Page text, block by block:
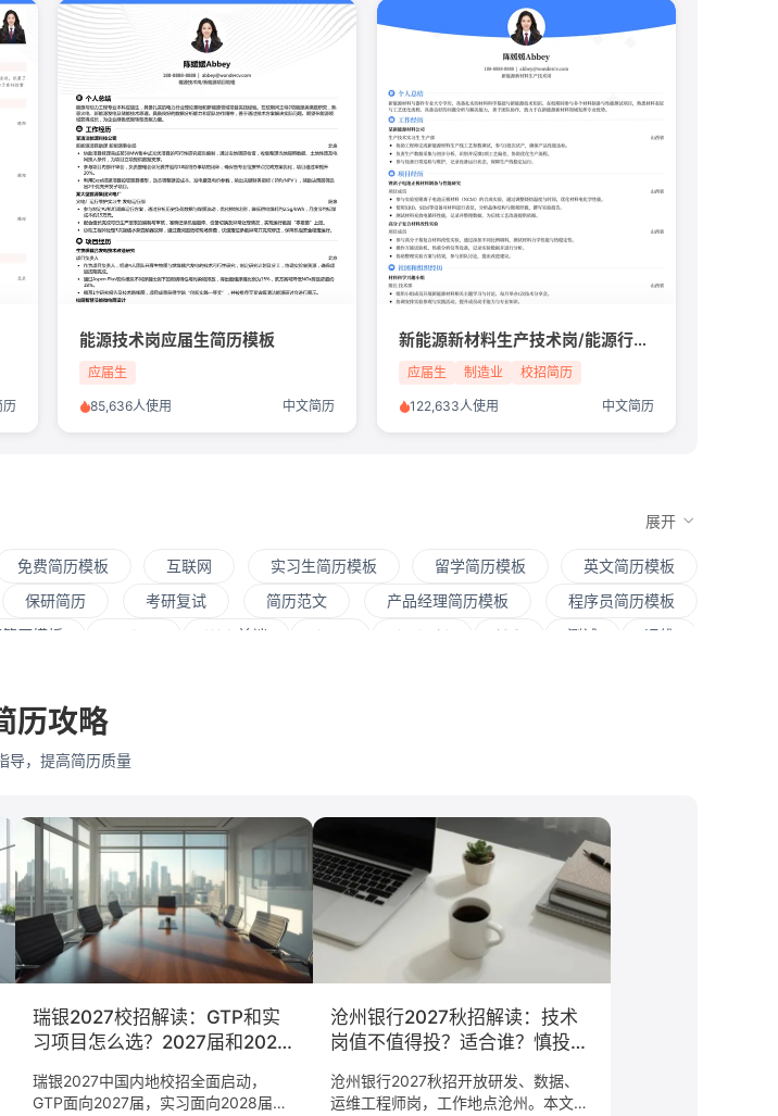
历
能源技术岗应届生简历模板
应届生
85,636人使用 中文简历
新能源新材料生产技术岗/能源行业/应届生简历模板
应届生 制造业 校招简历
122,633人使用 中文简历
展开
免费简历模板 互联网 实习生简历模板 留学简历模板
英文简历模板
保研简历 考研复试 简历范文 产品经理简历模板
程序员简历模板
简历模板 python Web前端 Java Andorid iOS 测试
运维
购贸易 商务拓展
武汉大学
学 金融
艺术与设计 电子信息工程 教育学 语言类专业
历攻略
导，提高简历质量
瑞银2027校招解读：GTP和实
习项目怎么选？2027届和2028
瑞银2027中国内地校招全面启动，
GTP面向2027届，实习面向2028届，
沧州银行2027秋招解读：技术
岗值不值得投？适合谁？慎投
沧州银行2027秋招开放研发、数据、
运维工程师岗，工作地点沧州。本文从